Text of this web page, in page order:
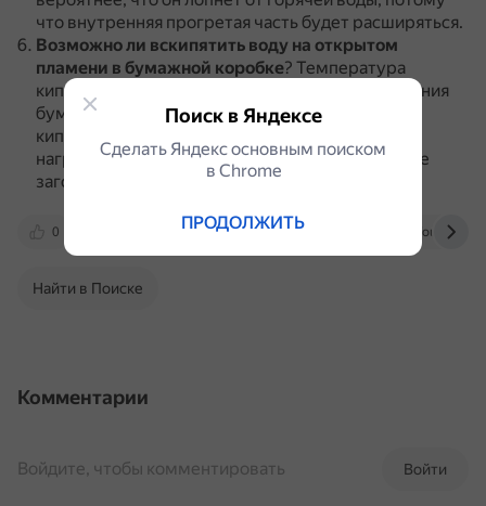
что внутренняя прогретая часть будет расширяться.
Возможно ли вскипятить воду на открытом
пламени в бумажной коробке? Температура
кипения воды намного ниже температуры горения
бумаги.
Поскольку теплоту пламени забирает
кипящая вода, бумага (или картон) не может
нагреться до нужной температуры и поэтому не
загорается.
0 multiurok.ru nsportal.ru infourok.ru
Найти в Поиске
Комментарии
Войти
Войдите, чтобы комментировать
Поиск в Яндексе
Сделать Яндекс основным поиском
в Сhrome
ПРОДОЛЖИТЬ